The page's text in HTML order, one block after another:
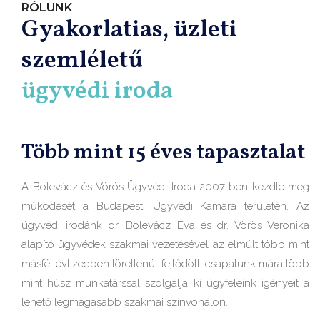
RÓLUNK
Gyakorlatias, üzleti
szemléletű
ügyvédi iroda
Több mint 15 éves tapasztalat
A Bolevácz és Vörös Ügyvédi Iroda 2007-ben kezdte meg
működését a Budapesti Ügyvédi Kamara területén. Az
ügyvédi irodánk dr. Bolevácz Éva és dr. Vörös Veronika
alapító ügyvédek szakmai vezetésével az elmúlt több mint
másfél évtizedben töretlenül fejlődött: csapatunk mára több
mint húsz munkatárssal szolgálja ki ügyfeleink igényeit a
lehető legmagasabb szakmai színvonalon.